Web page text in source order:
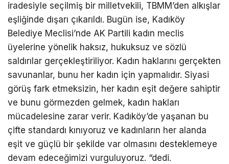
iradesiyle seçilmiş bir milletvekili, TBMM’den alkışlar
eşliğinde dışarı çıkarıldı. Bugün ise, Kadıköy
Belediye Meclisi’nde AK Partili kadın meclis
üyelerine yönelik haksız, hukuksuz ve sözlü
saldırılar gerçekleştiriliyor. Kadın haklarını gerçekten
savunanlar, bunu her kadın için yapmalıdır. Siyasi
görüş fark etmeksizin, her kadın eşit değere sahiptir
ve bunu görmezden gelmek, kadın hakları
mücadelesine zarar verir. Kadıköy’de yaşanan bu
çifte standardı kınıyoruz ve kadınların her alanda
eşit ve güçlü bir şekilde var olmasını desteklemeye
devam edeceğimizi vurguluyoruz. “dedi.